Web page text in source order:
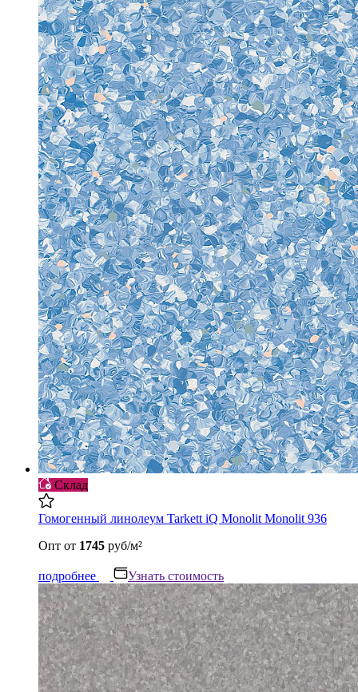
Склад
Гомогенный линолеум Tarkett iQ Monolit Monolit 936
Опт от 1745 руб/м²
подробнее Узнать стоимость